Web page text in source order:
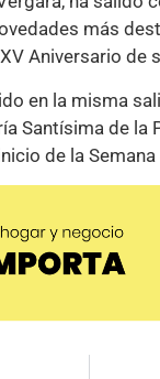
más
Aniversario de
en la misma
Santísima de la
de la Semana